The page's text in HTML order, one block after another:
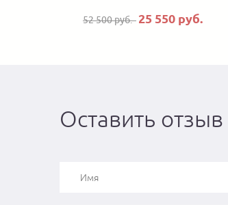
52 500 руб. 25 550 руб.
Оставить отзыв